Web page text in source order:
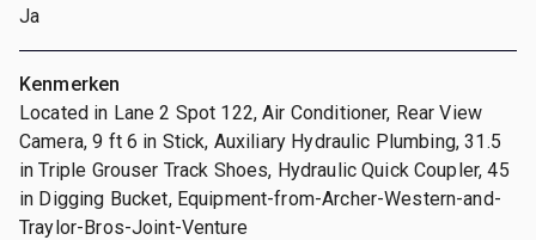
Ja
Kenmerken
Located in Lane 2 Spot 122, Air Conditioner, Rear View
Camera, 9 ft 6 in Stick, Auxiliary Hydraulic Plumbing, 31.5
in Triple Grouser Track Shoes, Hydraulic Quick Coupler, 45
in Digging Bucket, Equipment-from-Archer-Western-and-
Traylor-Bros-Joint-Venture